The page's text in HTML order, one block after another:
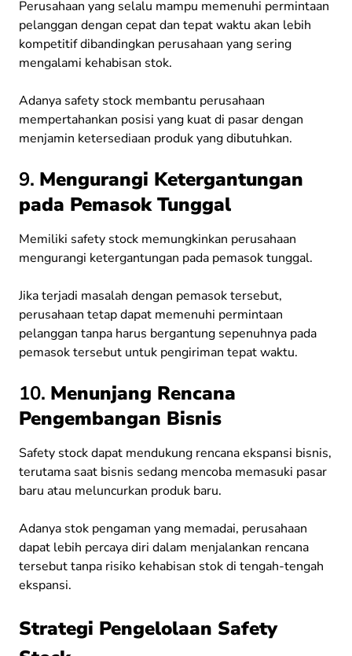
Perusahaan yang selalu mampu memenuhi permintaan
pelanggan dengan cepat dan tepat waktu akan lebih
kompetitif dibandingkan perusahaan yang sering
mengalami kehabisan stok.
Adanya safety stock membantu perusahaan
mempertahankan posisi yang kuat di pasar dengan
menjamin ketersediaan produk yang dibutuhkan.
9. Mengurangi Ketergantungan
pada Pemasok Tunggal
Memiliki safety stock memungkinkan perusahaan
mengurangi ketergantungan pada pemasok tunggal.
Jika terjadi masalah dengan pemasok tersebut,
perusahaan tetap dapat memenuhi permintaan
pelanggan tanpa harus bergantung sepenuhnya pada
pemasok tersebut untuk pengiriman tepat waktu.
10. Menunjang Rencana
Pengembangan Bisnis
Safety stock dapat mendukung rencana ekspansi bisnis,
terutama saat bisnis sedang mencoba memasuki pasar
baru atau meluncurkan produk baru.
Adanya stok pengaman yang memadai, perusahaan
dapat lebih percaya diri dalam menjalankan rencana
tersebut tanpa risiko kehabisan stok di tengah-tengah
ekspansi.
Strategi Pengelolaan Safety